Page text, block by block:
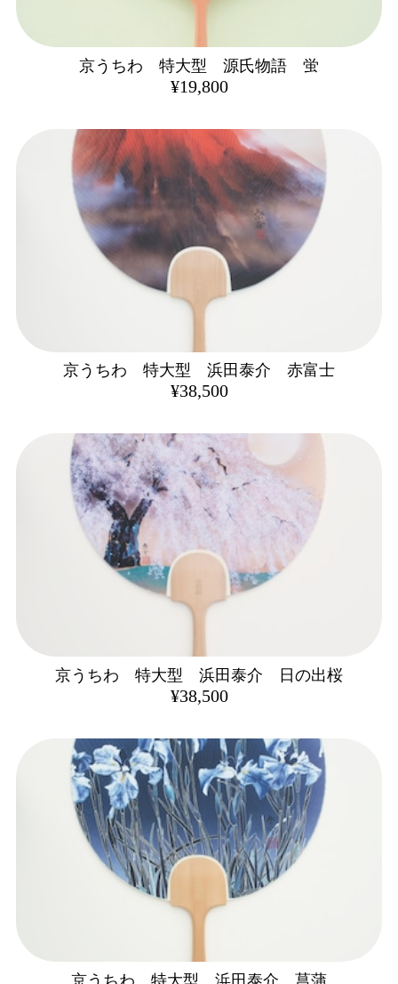
京うちわ 特大型 源氏物語 蛍
¥19,800
京うちわ 特大型 浜田泰介 赤富士
¥38,500
京うちわ 特大型 浜田泰介 日の出桜
¥38,500
京うちわ 特大型 浜田泰介 菖蒲